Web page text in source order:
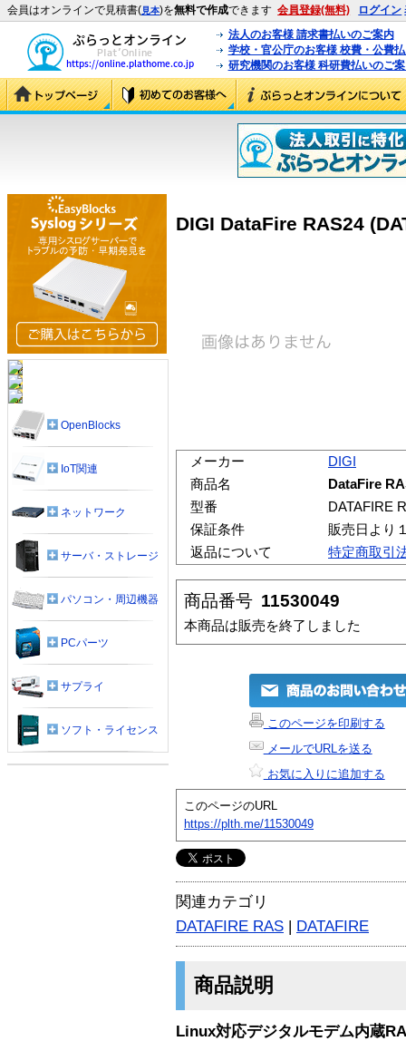
会員はオンラインで見積書(見本)を無料で作成できます 会員登録(無料) ログイン
法人のお客様 請求書払いのご案内
学校・官公庁のお客様 校費・公費
研究機関のお客様 科研費払いのご
DIGI DataFire RAS24
メーカー
DIGI
商品名
DataFire
型番
DATAFIRE
保証条件
販売日より
返品について
特定商取引
商品番号 11530049
本商品は販売を終了しました
このページを印刷する
メールでURLを送る
お気に入りに追加する
このページのURL
https://plth.me/11530049
関連カテゴリ
DATAFIRE RAS | DATAFIRE
商品説明
Linux対応デジタルモデム内蔵
OpenBlocks
IoT関連
ネットワーク
サーバ・ストレージ
パソコン・周辺機器
PCパーツ
サプライ
ソフト・ライセンス